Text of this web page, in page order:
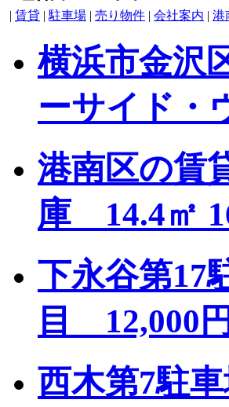
| 賃貸 | 駐車場 | 売り物件 | 会社案内 | 港
横浜市金沢
ーサイド・
港南区の賃
庫 14.4㎡
下永谷第17
目 12,000
西木第7駐